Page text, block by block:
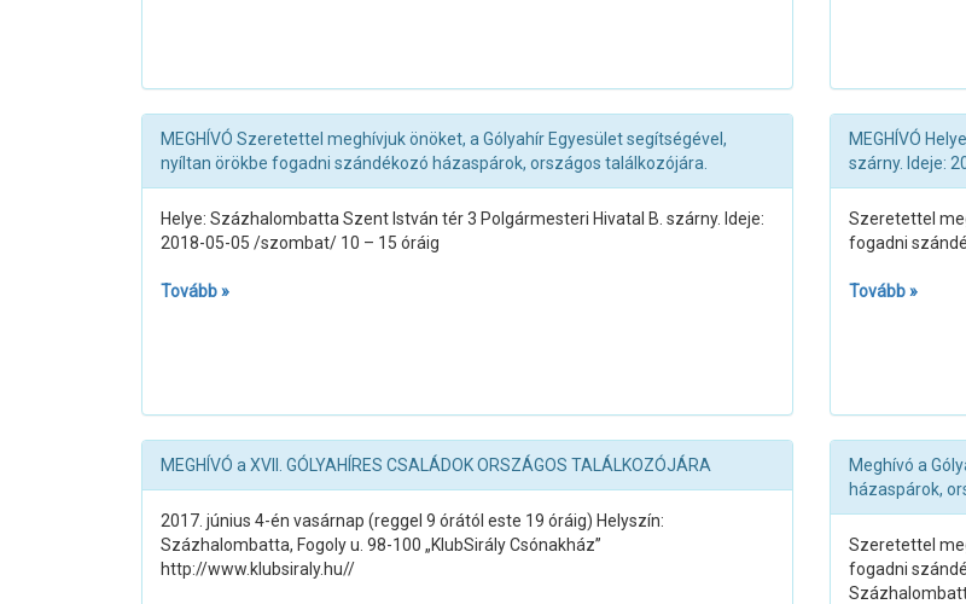
MEGHÍVÓ Szeretettel meghívjuk önöket, a Gólyahír Egyesület segítségével,
nyíltan örökbe fogadni szándékozó házaspárok, országos találkozójára.
Helye: Százhalombatta Szent István tér 3 Polgármesteri Hivatal B. szárny. Ideje:
2018-05-05 /szombat/ 10 – 15 óráig
Tovább »
MEGHÍVÓ
szárny. Ideje:
Szeretettel
fogadni
Tovább »
MEGHÍVÓ a XVII. GÓLYAHÍRES CSALÁDOK ORSZÁGOS TALÁLKOZÓJÁRA
2017. június 4-én vasárnap (reggel 9 órától este 19 óráig) Helyszín:
Százhalombatta, Fogoly u. 98-100 „KlubSirály Csónakház”
http://www.klubsiraly.hu//
Meghívó a
házaspárok,
Szeretettel
fogadni